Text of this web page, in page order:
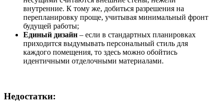
внутренние. К тому же, добиться разрешения на
перепланировку проще, учитывая минимальный фронт
будущей работы;
Единый дизайн – если в стандартных планировках
приходится выдумывать персональный стиль для
каждого помещения, то здесь можно обойтись
идентичными отделочными материалами.
Недостатки: